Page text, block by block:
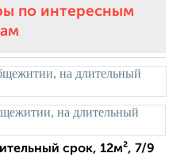
по интересным
срок, 12м², 7/9